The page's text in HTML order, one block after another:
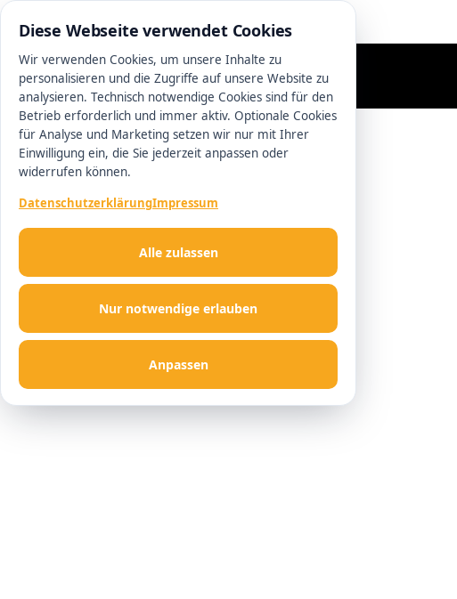
0511 13221100
Diese Webseite verwendet Cookies
Wir verwenden Cookies, um unsere Inhalte zu
personalisieren und die Zugriffe auf unsere Website zu
analysieren. Technisch notwendige Cookies sind für den
Betrieb erforderlich und immer aktiv. Optionale Cookies
für Analyse und Marketing setzen wir nur mit Ihrer
Einwilligung ein, die Sie jederzeit anpassen oder
widerrufen können.
DatenschutzerklärungImpressum
Nur notwendige erlauben
Anpassen
Alle zulassen